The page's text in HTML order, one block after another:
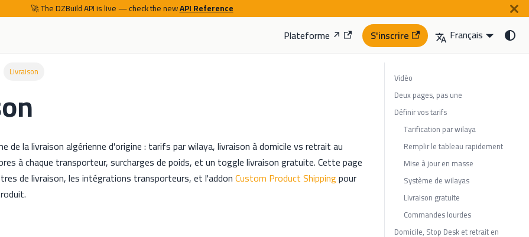
🚀 The DZBuild API is live — check the newAPI Reference
Plateforme ↗ S'inscrire
Français
Livraison
de la livraison algérienne d'origine : tarifs par wilaya, livraison à domicile vs retrait au
à chaque transporteur, surcharges de poids, et un toggle livraison gratuite. Cette page
de livraison, les intégrations transporteurs, et l'addonCustom Product Shippingpour
Vidéo
Deux pages, pas une
Définir vos tarifs
Tarification par wilaya
Remplir le tableau rapidement
Mise à jour en masse
Système de wilayas
Livraison gratuite
Commandes lourdes
Domicile, Stop Desk et retrait en